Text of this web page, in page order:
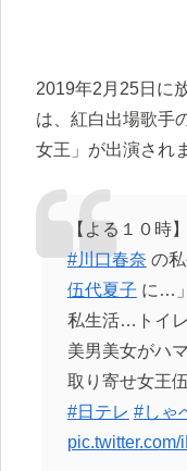
2019年2月25日に
は、紅白出場歌手
女王」が出演され
【よる１０時
#川口春奈 の
伍代夏子 に…
私生活…トイ
美男美女がハ
取り寄せ女王
#日テレ #しゃ